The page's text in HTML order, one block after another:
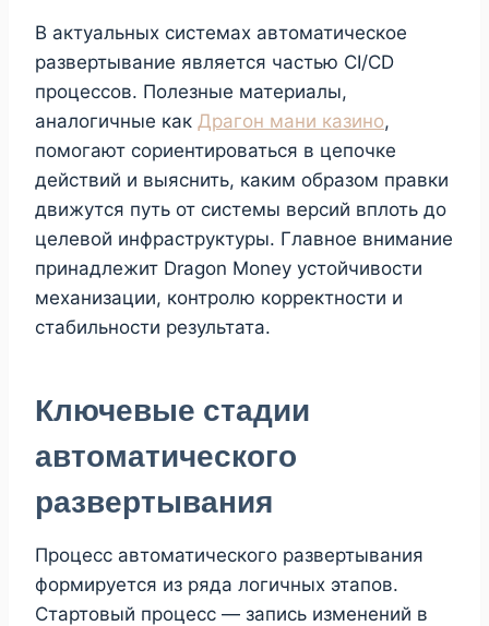
В актуальных системах автоматическое
развертывание является частью CI/CD
процессов. Полезные материалы,
аналогичные как Драгон мани казино,
помогают сориентироваться в цепочке
действий и выяснить, каким образом правки
движутся путь от системы версий вплоть до
целевой инфраструктуры. Главное внимание
принадлежит Dragon Money устойчивости
механизации, контролю корректности и
стабильности результата.
Ключевые стадии
автоматического
развертывания
Процесс автоматического развертывания
формируется из ряда логичных этапов.
Стартовый процесс — запись изменений в